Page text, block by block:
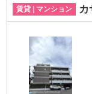
賃貸 | マンション カ